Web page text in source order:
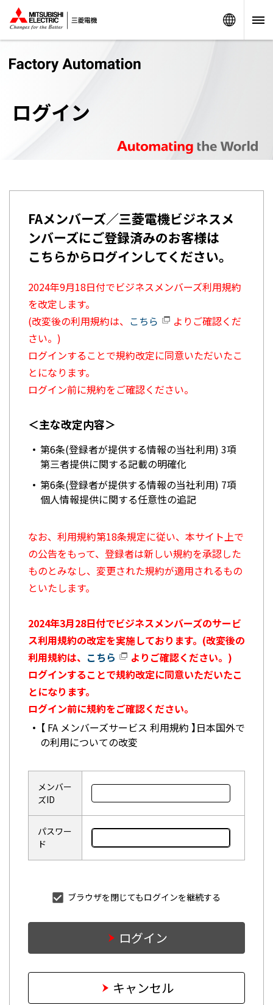
ログイン
FAメンバーズ／三菱電機ビジネスメ
ンバーズにご登録済みのお客様は
こちらからログインしてください。
2024年9月18日付でビジネスメンバーズ利用規約
を改定します。
(改変後の利用規約は、 こちら
よりご確認くだ
さい。)
ログインすることで規約改定に同意いただいたこ
とになります。
ログイン前に規約をご確認ください。
＜主な改定内容＞
第6条(登録者が提供する情報の当社利用) 3項
第三者提供に関する記載の明確化
第6条(登録者が提供する情報の当社利用) 7項
個人情報提供に関する任意性の追記
なお、利用規約第18条規定に従い、本サイト上で
の公告をもって、登録者は新しい規約を承認した
ものとみなし、変更された規約が適用されるもの
といたします。
2024年3月28日付でビジネスメンバーズのサービ
ス利用規約の改定を実施しております。(改変後の
利用規約は、 こちら
よりご確認ください。)
ログインすることで規約改定に同意いただいたこ
とになります。
ログイン前に規約をご確認ください。
【 FA メンバーズサービス 利用規約 】日本国外で
の利用についての改変
メンバー
ズID
パスワー
ド
ブラウザを閉じてもログインを継続する
ログイン
キャンセル